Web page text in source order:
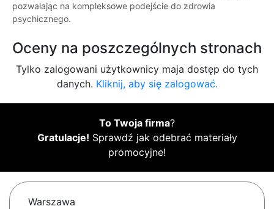
pozwalając na kompleksowe podejście do zdrowia
psychicznego.
Oceny na poszczególnych stronach
Tylko zalogowani użytkownicy maja dostęp do tych
danych. Kliknij, aby się zalogować.
To Twoja firma?
Gratulacje! Sprawdź jak odebrać materiały
promocyjne!
Warszawa